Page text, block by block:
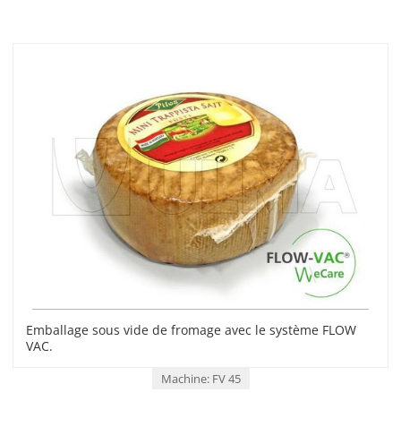
Emballage sous vide de fromage avec le système FLOW
VAC.
Machine: FV 45